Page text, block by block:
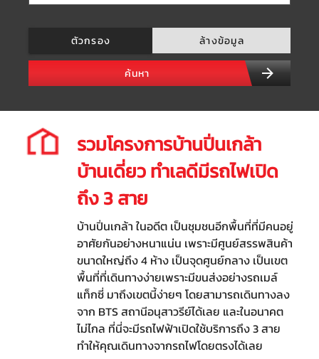
ตัวกรอง ล้างข้อมูล
ค้นหา
รวมโครงการบ้านปิ่นเกล้า
บ้านเดี่ยว ทำเลดีมีรถไฟเปิด
ถึง 3 สาย
บ้านปิ่นเกล้า ในอดีต เป็นชุมชนอีกพื้นที่ที่มีคนอยู่
อาศัยกันอย่างหนาแน่น เพราะมีศูนย์สรรพสินค้า
ขนาดใหญ่ถึง 4 ห้าง เป็นจุดศูนย์กลาง เป็นเขต
พื้นที่ที่เดินทางง่ายเพราะมีขนส่งอย่างรถเมล์
แท็กซี่ มาถึงเขตนี้ง่ายๆ โดยสามารถเดินทางลง
จาก BTS สถานีอนุสาวรีย์ได้เลย และในอนาคต
ไม่ไกล ที่นี่จะมีรถไฟฟ้าเปิดใช้บริการถึง 3 สาย
ทำให้คุณเดินทางจากรถไฟโดยตรงได้เลย